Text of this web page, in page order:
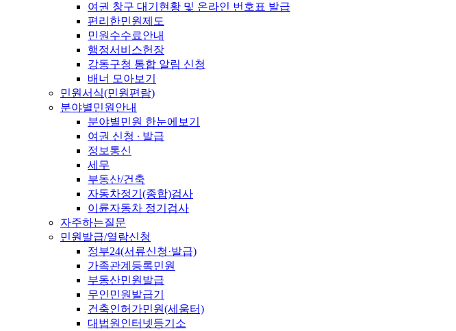
여권 창구 대기현황 및 온라인 번호표 발급
편리한민원제도
민원수수료안내
행정서비스헌장
강동구청 통합 알림 신청
배너 모아보기
민원서식(민원편람)
분야별민원안내
분야별민원 한눈에보기
여권 신청 ∙ 발급
정보통신
세무
부동산/건축
자동차정기(종합)검사
이륜자동차 정기검사
자주하는질문
민원발급/열람신청
정부24(서류신청·발급)
가족관계등록민원
부동산민원발급
무인민원발급기
건축인허가민원(세움터)
대법원인터넷등기소